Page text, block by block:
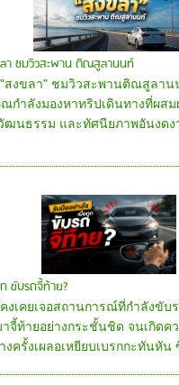
ลา ชมวิวสะพาน ติณสูลานนท์
"สงขลา" ชมวิวสะพานติณสูลาน
กำลังมองหาทริปเดินทางที่ผส
ฒนธรรม และทัศนียภาพอันงดง
ขับรถจี้ท้าย?
งเคยเจอสถานการณ์ที่กำลังขับ
จี้ท้ายอย่างกระชั้นชิด จนเกิดค
ครั้งเผลอเหยียบเบรกกะทันหัน